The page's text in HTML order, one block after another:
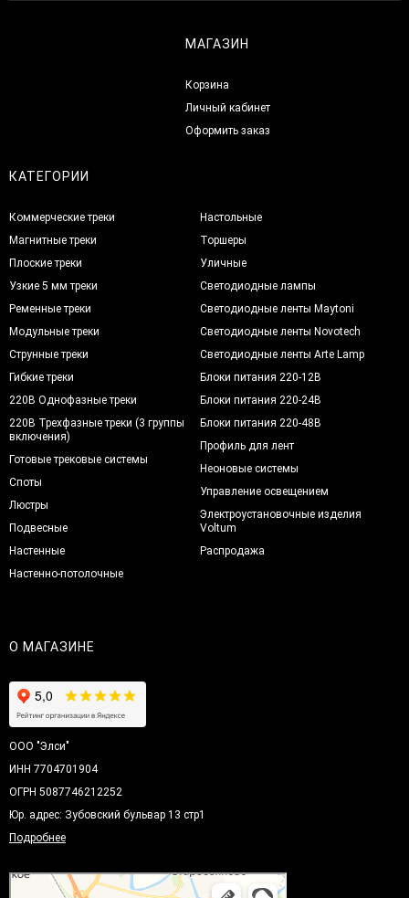
МАГАЗИН
Корзина
Личный кабинет
Оформить заказ
КАТЕГОРИИ
Коммерческие треки
Магнитные треки
Плоские треки
Узкие 5 мм треки
Ременные треки
Модульные треки
Струнные треки
Гибкие треки
220В Однофазные треки
220В Трехфазные треки (3 группы
включения)
Готовые трековые системы
Споты
Люстры
Подвесные
Настенные
Настенно-потолочные
Настольные
Торшеры
Уличные
Светодиодные лампы
Светодиодные ленты Maytoni
Светодиодные ленты Novotech
Светодиодные ленты Arte Lamp
Блоки питания 220-12В
Блоки питания 220-24В
Блоки питания 220-48В
Профиль для лент
Неоновые системы
Управление освещением
Электроустановочные изделия
Voltum
Распродажа
О МАГАЗИНЕ
ООО "Элси"
ИНН 7704701904
ОГРН 5087746212252
Юр. адрес: Зубовский бульвар 13 стр1
Подробнее